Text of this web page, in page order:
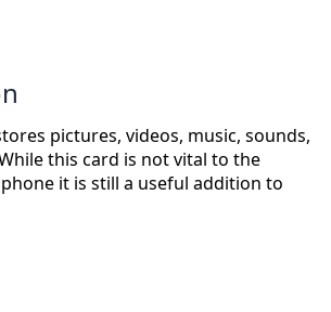
pictures, videos, music, sounds,
this card is not vital to the
it is still a useful addition to